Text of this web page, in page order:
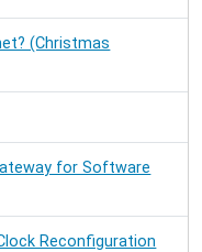
(Christmas
for Software
Reconfiguration